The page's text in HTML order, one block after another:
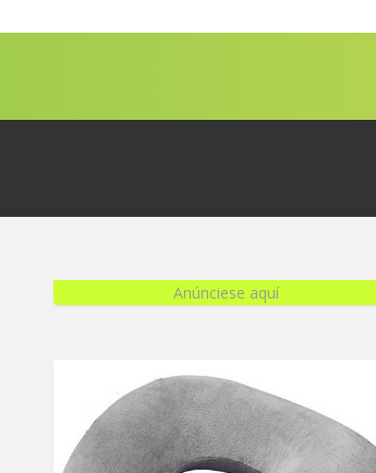
Anúnciese aquí